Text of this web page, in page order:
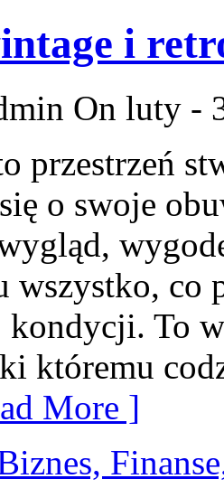
i
On luty -
przestrzeń
o swoje
wszystko, co
To
któremu
More ]